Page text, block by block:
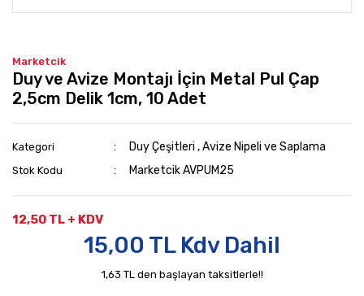
Marketcik
Duy ve Avize Montajı İçin Metal Pul Çap
2,5cm Delik 1cm, 10 Adet
Kategori Duy Çeşitleri ,Avize Nipeli ve Saplama
Stok Kodu Marketcik AVPUM25
12,50 TL + KDV
15,00 TL Kdv Dahil
1,63 TL den başlayan taksitlerle!!